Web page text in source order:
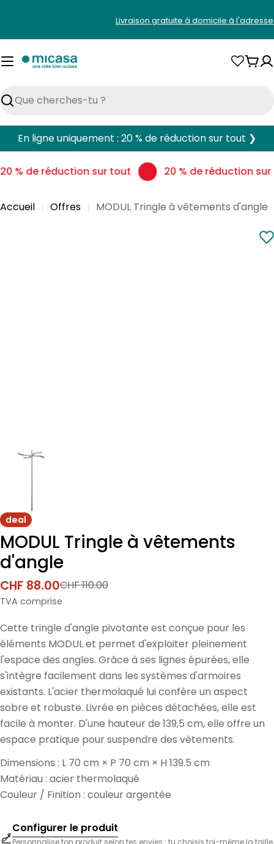
contenu
Livraison gratuite à domicile à
Rechercher
En ligne uniquement : 20 % de réduction sur tout ❯
% de réduction sur tout 20 % de réduction sur
Accueil Offres MODUL Tringle à vêtements d'angle
deal
MODUL Tringle à vêtements
d'angle
Prix
de
CHF 88.00
Prix
normal
CHF 110.00
TVA comprise
Cette tringle d'angle pivotante est conçue pour les
éléments MODUL et permet d'exploiter pleinement
l'espace des angles. Grâce à ses lignes épurées, elle
s'intègre facilement dans les systèmes d'armoires
existants. L'acier thermolaqué lui confère un aspect
sobre et robuste. Livrée en pièces détachées, elle est
facile à monter. D'une hauteur de 139,5 cm, elle offre un
espace pratique pour suspendre des vêtements.
Dimensions : L 70 cm × P 70 cm × H 139.5 cm
Matériau : acier thermolaqué
Couleur / Finition : couleur argentée
Configurer le produit
Personnalise ton produit selon tes envies : tu choisis toi-même la taille,